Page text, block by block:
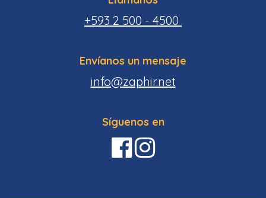
+593 2 500 - 4500
Envíanos un mensaje
info@zaphir.net
Síguenos en